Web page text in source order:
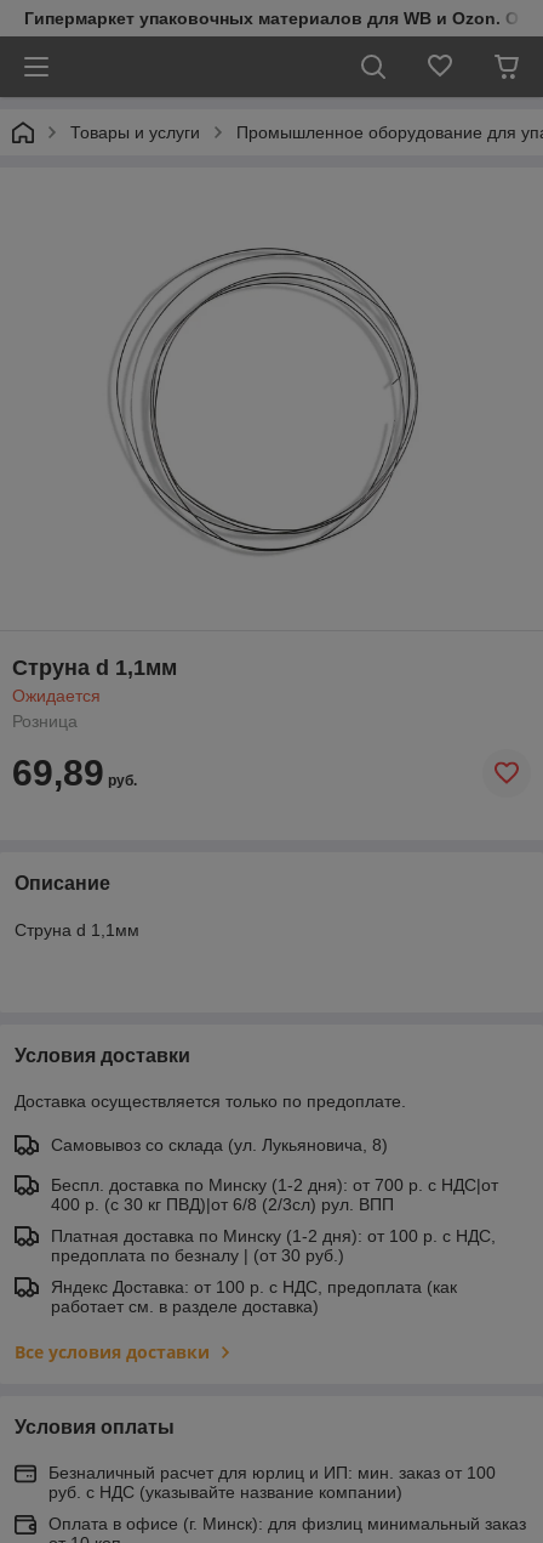
Гипермаркет упаковочных материалов для WB и Ozon.
Товары и услуги Промышленное оборудование для
Струна d 1,1мм
Ожидается
Розница
69,89 руб.
Описание
Струна d 1,1мм
Условия доставки
Доставка осуществляется только по предоплате.
Самовывоз со склада (ул. Лукьяновича, 8)
Беспл. доставка по Минску (1-2 дня): от 700 р. с НДС|от
400 р. (с 30 кг ПВД)|от 6/8 (2/3сл) рул. ВПП
Платная доставка по Минску (1-2 дня): от 100 р. с НДС,
предоплата по безналу | (от 30 руб.)
Яндекс Доставка: от 100 р. с НДС, предоплата (как
работает см. в разделе доставка)
Все условия доставки
Условия оплаты
Безналичный расчет для юрлиц и ИП: мин. заказ от 100
руб. с НДС (указывайте название компании)
Оплата в офисе (г. Минск): для физлиц минимальный заказ